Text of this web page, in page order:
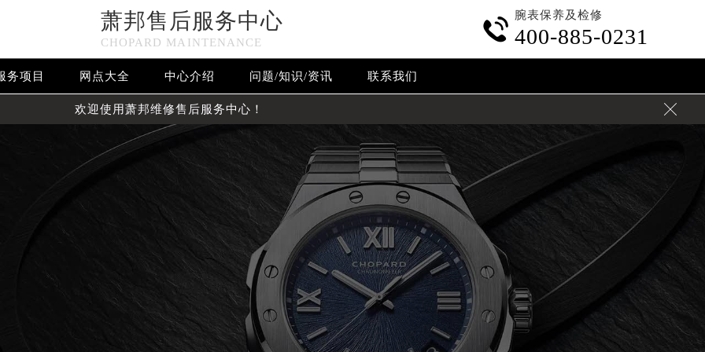
萧邦售后服务中心
CHOPARD MAINTENANCE

腕表保养及检修
400-885-0231
务项目 网点大全 中心介绍 问题/知识/资讯 联系我们
欢迎使用萧邦维修售后服务中心！ 